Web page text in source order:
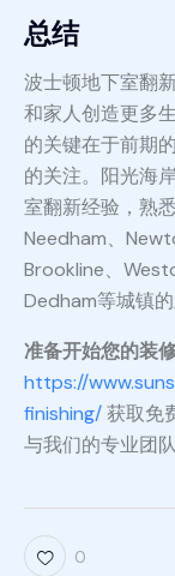
总结
波士顿地下室翻
和家人创造更多
的关键在于前期
的关注。阳光海
室翻新经验，熟
Needham、
Brookline、
Dedham等城镇
准备开始您的装
https://
finishing/获取免
与我们的专业团队
0